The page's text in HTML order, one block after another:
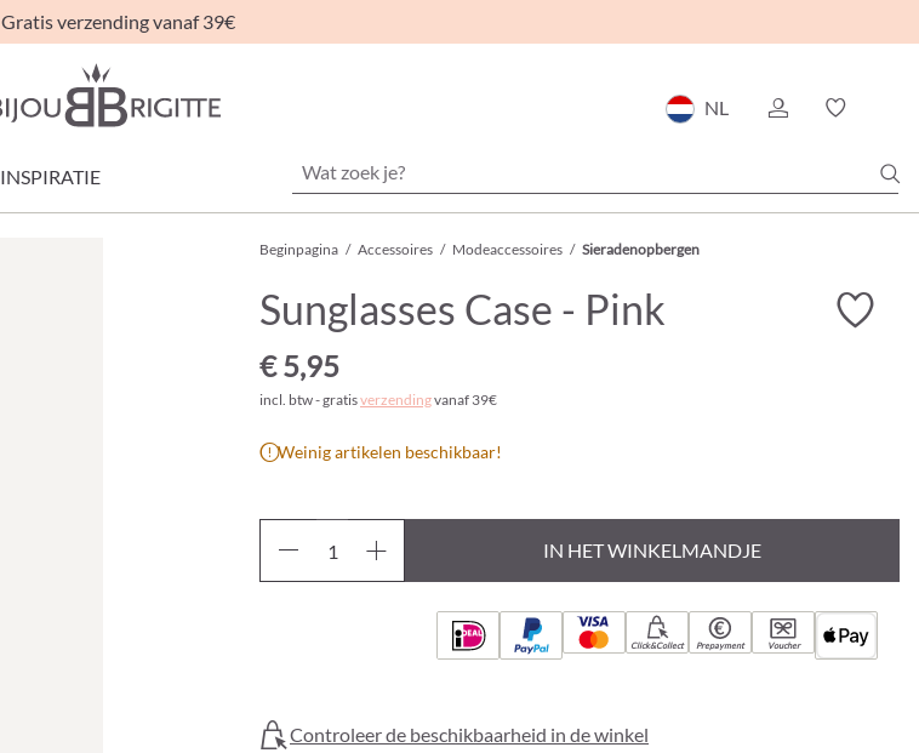
Gratis verzending vanaf 39€
NL
INSPIRATIE
Beginpagina / Accessoires / Modeaccessoires / Sieradenopbergen
Sunglasses Case - Pink
€ 5,95
incl. btw - gratisverzendingvanaf 39€
Weinig artikelen beschikbaar!
IN HET WINKELMANDJE
Click&Collect Prepayment Voucher
Controleer de beschikbaarheid in de winkel